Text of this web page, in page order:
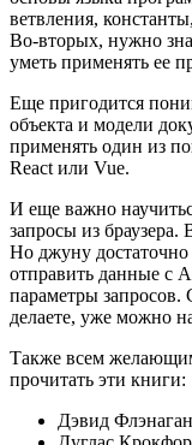
ветвления,
Во-вторых, нужно
уметь применять ее
Еще пригодится
объекта и модели
применять один из
React или Vue.
И еще важно
запросы из браузера.
Но джуну достаточно
отправить данные с
параметры запросов.
делаете, уже можно
Также всем
прочитать эти книги:
Дэвид